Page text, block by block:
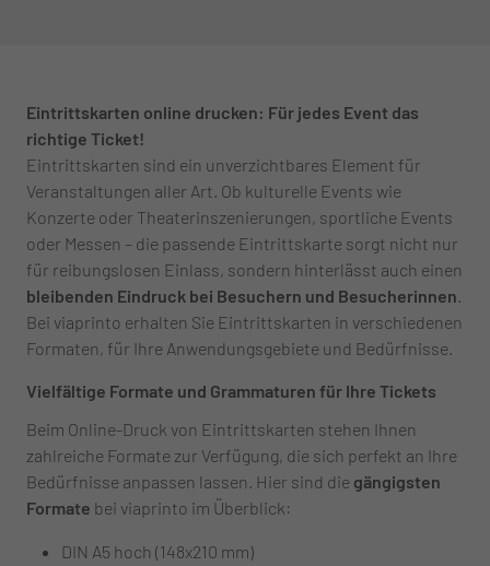
Eintrittskarten online drucken: Für jedes Event das
richtige Ticket!
Eintrittskarten sind ein unverzichtbares Element für
Veranstaltungen aller Art. Ob kulturelle Events wie
Konzerte oder Theaterinszenierungen, sportliche Events
oder Messen – die passende Eintrittskarte sorgt nicht nur
für reibungslosen Einlass, sondern hinterlässt auch einen
bleibenden Eindruck bei Besuchern und Besucherinnen.
Bei viaprinto erhalten Sie Eintrittskarten in verschiedenen
Formaten, für Ihre Anwendungsgebiete und Bedürfnisse.
Vielfältige Formate und Grammaturen für Ihre Tickets
Beim Online-Druck von Eintrittskarten stehen Ihnen
zahlreiche Formate zur Verfügung, die sich perfekt an Ihre
Bedürfnisse anpassen lassen. Hier sind die gängigsten
Formate bei viaprinto im Überblick:
DIN A5 hoch (148x210 mm)